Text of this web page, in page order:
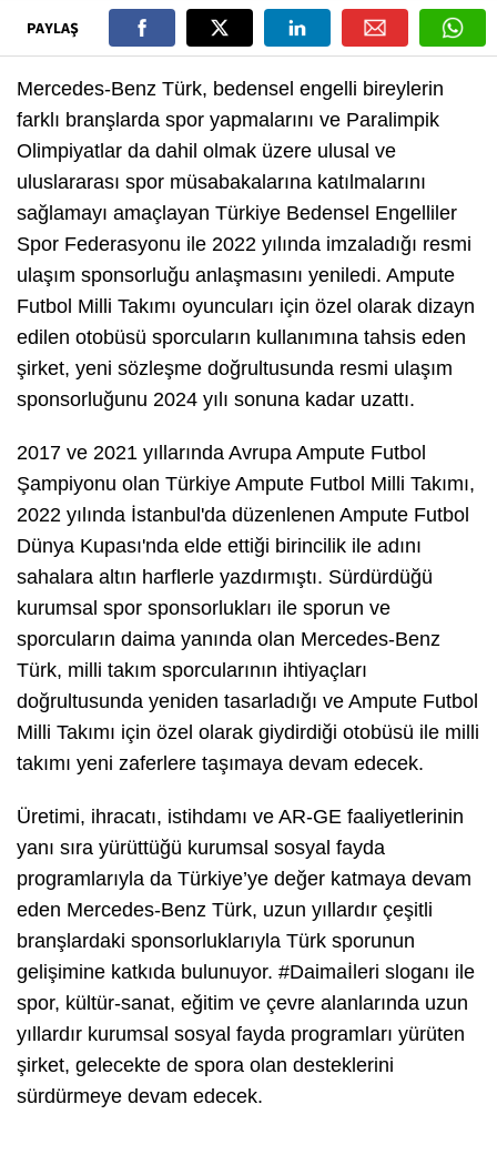
PAYLAŞ
Mercedes-Benz Türk, bedensel engelli bireylerin
farklı branşlarda spor yapmalarını ve Paralimpik
Olimpiyatlar da dahil olmak üzere ulusal ve
uluslararası spor müsabakalarına katılmalarını
sağlamayı amaçlayan Türkiye Bedensel Engelliler
Spor Federasyonu ile 2022 yılında imzaladığı resmi
ulaşım sponsorluğu anlaşmasını yeniledi. Ampute
Futbol Milli Takımı oyuncuları için özel olarak dizayn
edilen otobüsü sporcuların kullanımına tahsis eden
şirket, yeni sözleşme doğrultusunda resmi ulaşım
sponsorluğunu 2024 yılı sonuna kadar uzattı.
2017 ve 2021 yıllarında Avrupa Ampute Futbol
Şampiyonu olan Türkiye Ampute Futbol Milli Takımı,
2022 yılında İstanbul'da düzenlenen Ampute Futbol
Dünya Kupası'nda elde ettiği birincilik ile adını
sahalara altın harflerle yazdırmıştı. Sürdürdüğü
kurumsal spor sponsorlukları ile sporun ve
sporcuların daima yanında olan Mercedes-Benz
Türk, milli takım sporcularının ihtiyaçları
doğrultusunda yeniden tasarladığı ve Ampute Futbol
Milli Takımı için özel olarak giydirdiği otobüsü ile milli
takımı yeni zaferlere taşımaya devam edecek.
Üretimi, ihracatı, istihdamı ve AR-GE faaliyetlerinin
yanı sıra yürüttüğü kurumsal sosyal fayda
programlarıyla da Türkiye’ye değer katmaya devam
eden Mercedes-Benz Türk, uzun yıllardır çeşitli
branşlardaki sponsorluklarıyla Türk sporunun
gelişimine katkıda bulunuyor. #Daimaİleri sloganı ile
spor, kültür-sanat, eğitim ve çevre alanlarında uzun
yıllardır kurumsal sosyal fayda programları yürüten
şirket, gelecekte de spora olan desteklerini
sürdürmeye devam edecek.